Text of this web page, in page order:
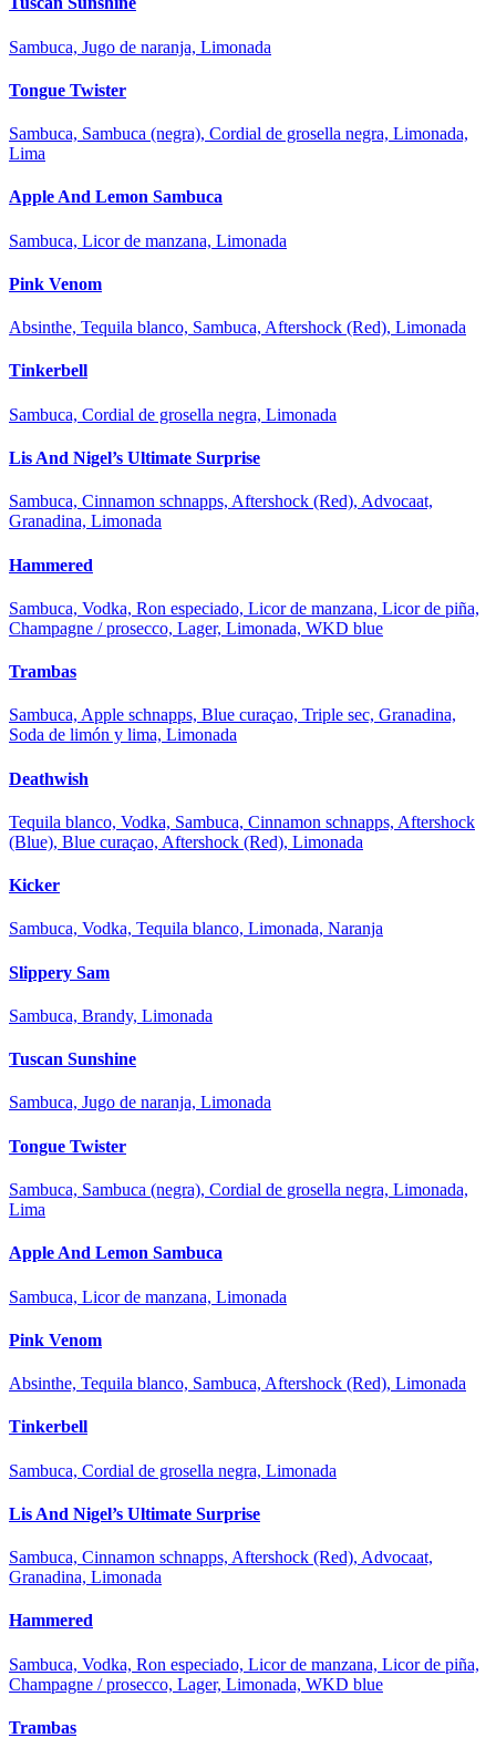
Sambuca, Jugo de naranja, Limonada
Tongue Twister
Sambuca, Sambuca (negra), Cordial de grosella negra, Limonada,
Lima
Apple And Lemon Sambuca
Sambuca, Licor de manzana, Limonada
Pink Venom
Absinthe, Tequila blanco, Sambuca, Aftershock (Red), Limonada
Tinkerbell
Sambuca, Cordial de grosella negra, Limonada
Lis And Nigel’s Ultimate Surprise
Sambuca, Cinnamon schnapps, Aftershock (Red), Advocaat,
Granadina, Limonada
Hammered
Sambuca, Vodka, Ron especiado, Licor de manzana, Licor de piña,
Champagne / prosecco, Lager, Limonada, WKD blue
Trambas
Sambuca, Apple schnapps, Blue curaçao, Triple sec, Granadina,
Soda de limón y lima, Limonada
Deathwish
Tequila blanco, Vodka, Sambuca, Cinnamon schnapps, Aftershock
(Blue), Blue curaçao, Aftershock (Red), Limonada
Kicker
Sambuca, Vodka, Tequila blanco, Limonada, Naranja
Slippery Sam
Sambuca, Brandy, Limonada
Tuscan Sunshine
Sambuca, Jugo de naranja, Limonada
Tongue Twister
Sambuca, Sambuca (negra), Cordial de grosella negra, Limonada,
Lima
Apple And Lemon Sambuca
Sambuca, Licor de manzana, Limonada
Pink Venom
Absinthe, Tequila blanco, Sambuca, Aftershock (Red), Limonada
Tinkerbell
Sambuca, Cordial de grosella negra, Limonada
Lis And Nigel’s Ultimate Surprise
Sambuca, Cinnamon schnapps, Aftershock (Red), Advocaat,
Granadina, Limonada
Hammered
Sambuca, Vodka, Ron especiado, Licor de manzana, Licor de piña,
Champagne / prosecco, Lager, Limonada, WKD blue
Trambas